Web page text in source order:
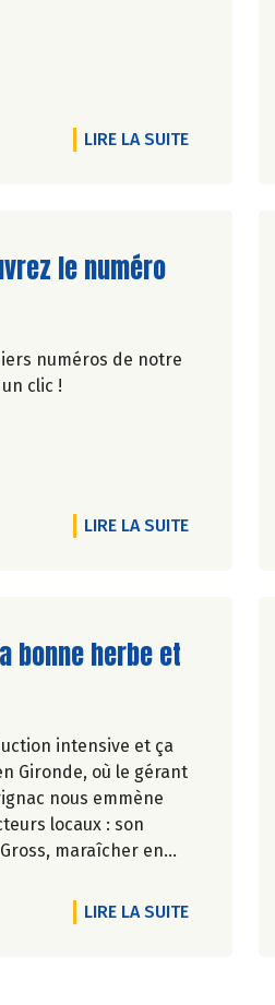
BIO GOLFE 2024-2025
LIRE LA SUITEDE
DE LAIT BIO
le numéro
numéros de notre
clic !
LIRE LA SUITEDE
bonne herbe et
intensive et ça
Gironde, où le gérant
nous emmène
locaux : son
maraîcher en
élevage, près de
nous accueille.
LIRE LA SUITEDE